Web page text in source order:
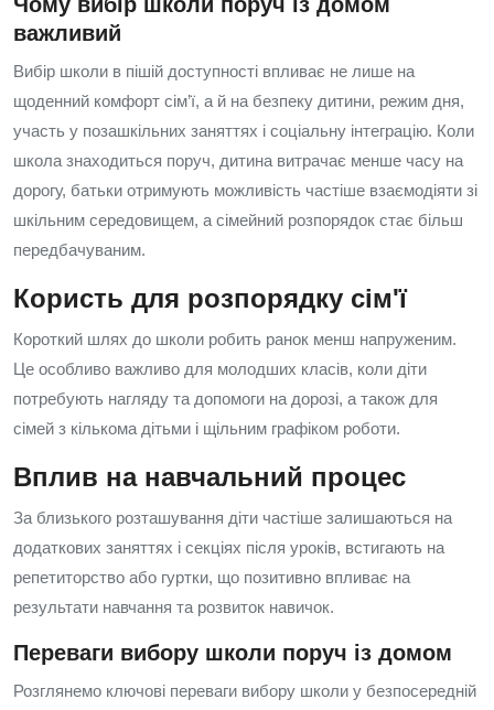
важливий
Вибір школи в пішій доступності впливає не лише на
щоденний комфорт сім’ї, а й на безпеку дитини, режим дня,
участь у позашкільних заняттях і соціальну інтеграцію. Коли
школа знаходиться поруч, дитина витрачає менше часу на
дорогу, батьки отримують можливість частіше взаємодіяти зі
шкільним середовищем, а сімейний розпорядок стає більш
передбачуваним.
Користь для розпорядку сім'ї
Короткий шлях до школи робить ранок менш напруженим.
Це особливо важливо для молодших класів, коли діти
потребують нагляду та допомоги на дорозі, а також для
сімей з кількома дітьми і щільним графіком роботи.
Вплив на навчальний процес
За близького розташування діти частіше залишаються на
додаткових заняттях і секціях після уроків, встигають на
репетиторство або гуртки, що позитивно впливає на
результати навчання та розвиток навичок.
Переваги вибору школи поруч із домом
Розглянемо ключові переваги вибору школи у безпосередній